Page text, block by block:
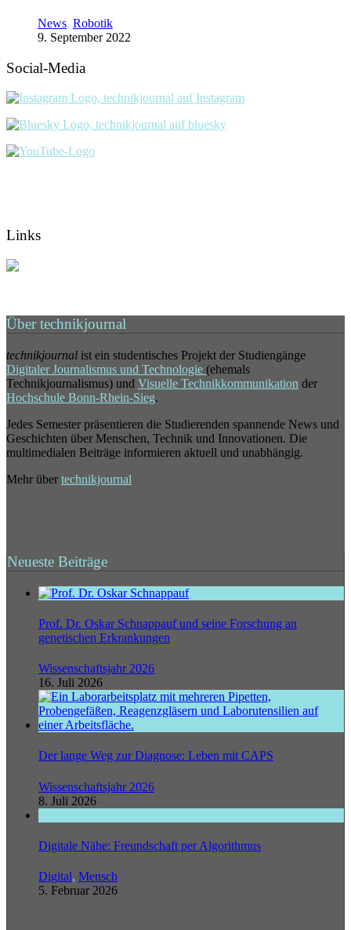
News, Robotik
9. September 2022
Social-Media
Links
Über technikjournal
technikjournal ist ein studentisches Projekt der Studiengänge
Digitaler Journalismus und Technologie (ehemals
Technikjournalismus) und Visuelle Technikkommunikation der
Hochschule Bonn-Rhein-Sieg.
Jedes Semester präsentieren die Studierenden spannende News und
Geschichten über Menschen, Technik und Innovationen. Die
multimedialen Beiträge informieren aktuell und unabhängig.
Mehr über technikjournal
Neueste Beiträge
Prof. Dr. Oskar Schnappauf und seine Forschung an
genetischen Erkrankungen
Wissenschaftsjahr 2026
16. Juli 2026
Der lange Weg zur Diagnose: Leben mit CAPS
Wissenschaftsjahr 2026
8. Juli 2026
Digitale Nähe: Freundschaft per Algorithmus
Digital, Mensch
5. Februar 2026